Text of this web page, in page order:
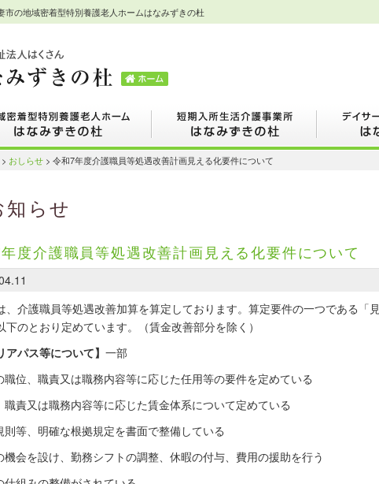
市の地域密着型特別養護老人ホームはなみずきの杜
なみずきの杜
型特別養護老人ホームはなみ 短期入所生活介護事業所はなみず
> おしらせ >令和7年度介護職員等処遇改善計画見える化要件について
知らせ
度介護職員等処遇改善計画見える化要件について
、介護職員等処遇改善加算を算定しております。算定要件の一つである「
下のとおり定めています。（賃金改善部分を除く）
アパス等について】 一部
職位、職責又は職務内容等に応じた任用等の要件を定めている
職責又は職務内容等に応じた賃金体系について定めている
則等、明確な根拠規定を書面で整備している
機会を設け、勤務シフトの調整、休暇の付与、費用の援助を行う